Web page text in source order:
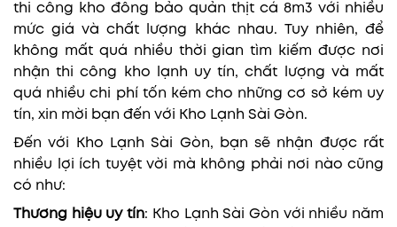
thi công kho đông bảo quản thịt cá 8m3 với nhiều
mức giá và chất lượng khác nhau. Tuy nhiên, để
không mất quá nhiều thời gian tìm kiếm được nơi
nhận thi công kho lạnh uy tín, chất lượng và mất
quá nhiều chi phí tốn kém cho những cơ sở kém uy
tín, xin mời bạn đến với Kho Lạnh Sài Gòn.
Đến với Kho Lạnh Sài Gòn, bạn sẽ nhận được rất
nhiều lợi ích tuyệt vời mà không phải nơi nào cũng
có như:
Thương hiệu uy tín: Kho Lạnh Sài Gòn với nhiều năm